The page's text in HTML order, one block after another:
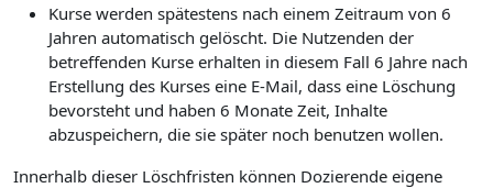
Kurse werden spätestens nach einem Zeitraum von 6
Jahren automatisch gelöscht. Die Nutzenden der
betreffenden Kurse erhalten in diesem Fall 6 Jahre nach
Erstellung des Kurses eine E-Mail, dass eine Löschung
bevorsteht und haben 6 Monate Zeit, Inhalte
abzuspeichern, die sie später noch benutzen wollen.
Innerhalb dieser Löschfristen können Dozierende eigene